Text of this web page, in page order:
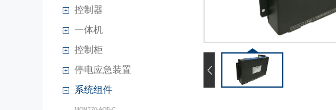
控制器
一体机
控制柜
停电应急装置
系统组件